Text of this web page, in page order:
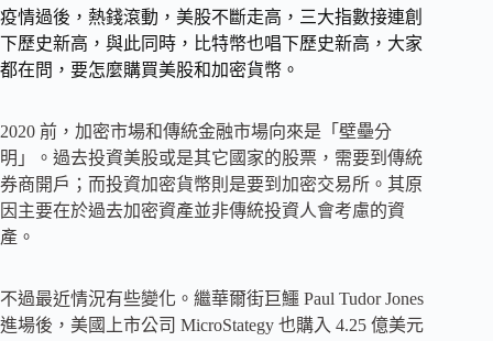
疫情過後，熱錢滾動，美股不斷走高，三大指數接連創
下歷史新高，與此同時，比特幣也唱下歷史新高，大家
都在問，要怎麼購買美股和加密貨幣。
2020 前，加密市場和傳統金融市場向來是「壁壘分
明」。過去投資美股或是其它國家的股票，需要到傳統
券商開戶；而投資加密貨幣則是要到加密交易所。其原
因主要在於過去加密資產並非傳統投資人會考慮的資
產。
不過最近情況有些變化。繼華爾街巨鱷 Paul Tudor Jones
進場後，美國上市公司 MicroStategy 也購入 4.25 億美元